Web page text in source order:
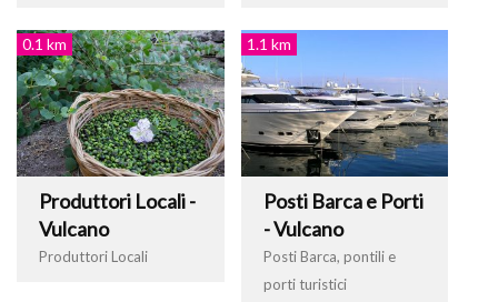
0.1 km
Produttori Locali -
Vulcano
Produttori Locali
1.1 km
Posti Barca e Porti
- Vulcano
Posti Barca, pontili e
porti turistici